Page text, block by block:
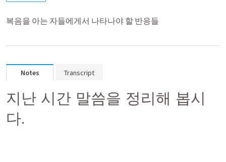
복음을 아는 자들에게서 나타나야 할 반응들
Notes Transcript
지난 시간 말씀을 정리해 봅시
다.